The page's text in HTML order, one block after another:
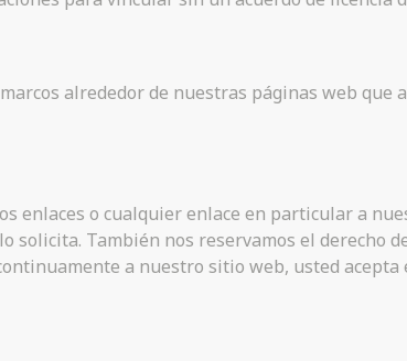
alrededor de nuestras páginas web
enlaces o cualquier enlace en particular a
También nos reservamos el derecho
a nuestro sitio web, usted